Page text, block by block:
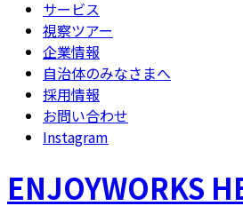
サービス
視察ツアー
企業情報
自治体のみなさまへ
採用情報
お問い合わせ
Instagram
ENJOYWORKS